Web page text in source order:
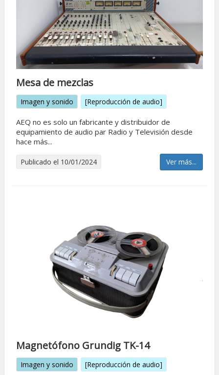
Mesa de mezclas
Imagen y sonido [Reproducción de audio]
AEQ no es solo un fabricante y distribuidor de
equipamiento de audio par Radio y Televisión desde
hace más...
Publicado el 10/01/2024 Ver más...
Magnetófono Grundig TK-14
Imagen y sonido [Reproducción de audio]